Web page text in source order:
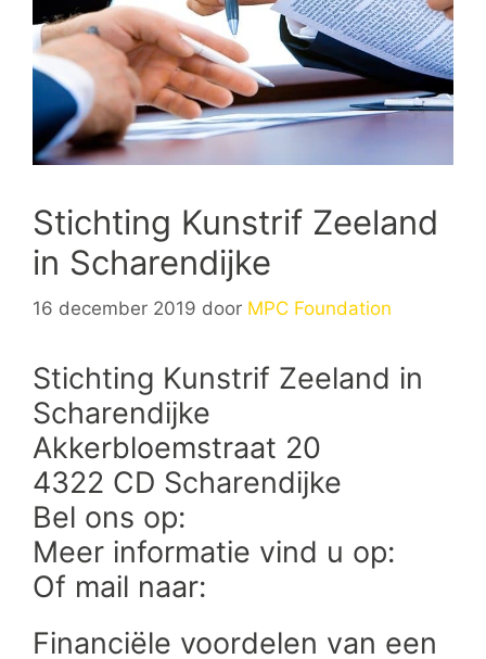
Stichting Kunstrif Zeeland
in Scharendijke
16 december 2019 door MPC Foundation
Stichting Kunstrif Zeeland in
Scharendijke
Akkerbloemstraat 20
4322 CD Scharendijke
Bel ons op:
Meer informatie vind u op:
Of mail naar:
Financiële voordelen van een